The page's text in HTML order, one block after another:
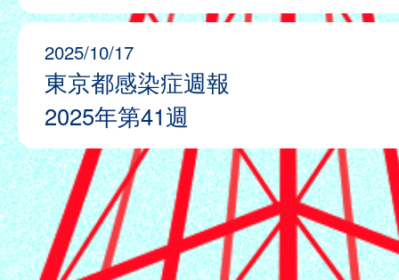
2025/10/17
東京都感染症週報
2025年第41週